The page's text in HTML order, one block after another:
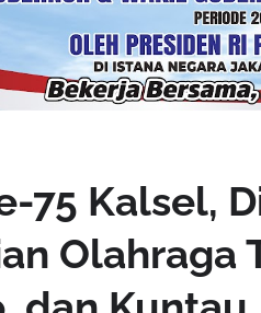
75 Kalsel,
Olahraga